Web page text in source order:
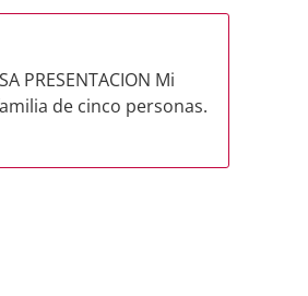
PRESENTACION Mi
de cinco personas.